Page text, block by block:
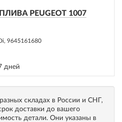
PEUGEOT 1007
9645161680
дней
складах в России и СНГ,
доставки до вашего
детали. Они указаны в